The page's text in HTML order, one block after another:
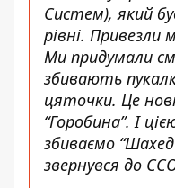
Систем), який
рівні. Привезли
Ми придумали
збивають
цяточки. Це
“Горобина”. І
збиваємо
звернувся до